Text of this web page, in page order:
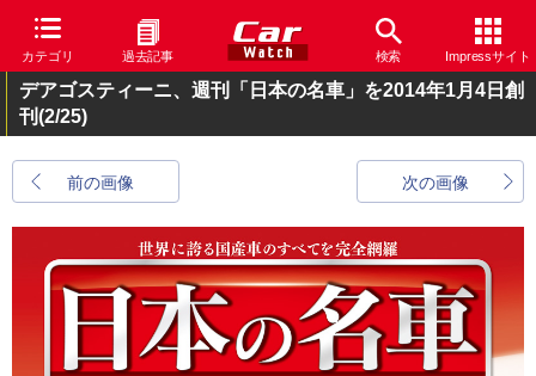
カテゴリ 過去記事 検索 Impressサイト
デアゴスティーニ、週刊「日本の名車」を2014年1月4日創
刊 (2/25)
前の画像 次の画像